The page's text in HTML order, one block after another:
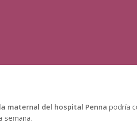
maternal del hospital Penna podría
semana.